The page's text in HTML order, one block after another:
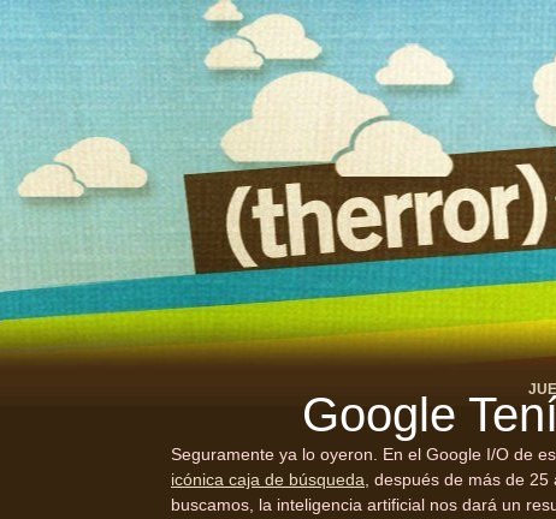
Google
Seguramente ya lo oyeron. En el Google I/O de
icónica caja de búsqueda, después de más de
buscamos, la inteligencia artificial nos dará un